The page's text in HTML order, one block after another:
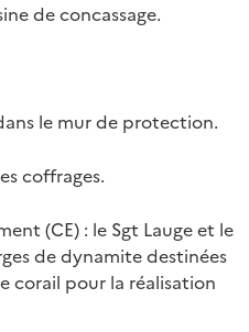
de concassage.
le mur de protection.
coffrages.
(CE) : le Sgt Lauge et le
de dynamite destinées
corail pour la réalisation